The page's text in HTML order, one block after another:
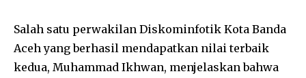
Salah satu perwakilan Diskominfotik Kota Banda
Aceh yang berhasil mendapatkan nilai terbaik
kedua, Muhammad Ikhwan, menjelaskan bahwa